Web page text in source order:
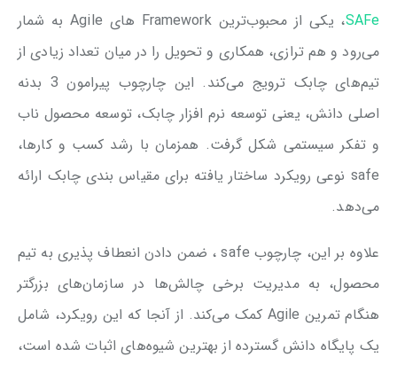
SAFe
، یکی از محبوب‌ترین Framework های Agile به شمار
می‌رود و هم ترازی، همکاری و تحویل را در میان تعداد زیادی از
تیم‌های چابک ترویج می‌کند. این چارچوب پیرامون 3 بدنه
اصلی دانش، یعنی توسعه نرم افزار چابک، توسعه محصول ناب
و تفکر سیستمی شکل گرفت. همزمان با رشد کسب و کارها،
safe نوعی رویکرد ساختار یافته برای مقیاس بندی چابک ارائه
می‌دهد.
علاوه بر این، چارچوب safe ، ضمن دادن انعطاف پذیری به تیم
محصول، به مدیریت برخی چالش‌ها در سازمان‌های بزرگتر
هنگام تمرین Agile کمک می‌کند. از آنجا که این رویکرد، شامل
یک پایگاه دانش گسترده از بهترین شیوه‌های اثبات شده است،